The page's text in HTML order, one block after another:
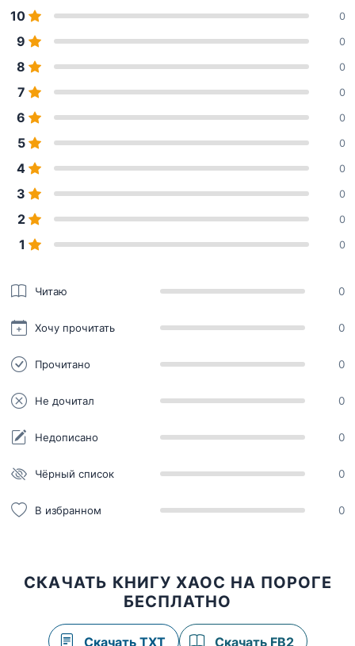
10 0
9 0
8 0
7 0
6 0
5 0
4 0
3 0
2 0
1 0
Читаю 0
Хочу прочитать 0
Прочитано 0
Не дочитал 0
Недописано 0
Чёрный список 0
В избранном 0
СКАЧАТЬ КНИГУ ХАОС НА ПОРОГЕ
БЕСПЛАТНО
Скачать TXT Скачать FB2